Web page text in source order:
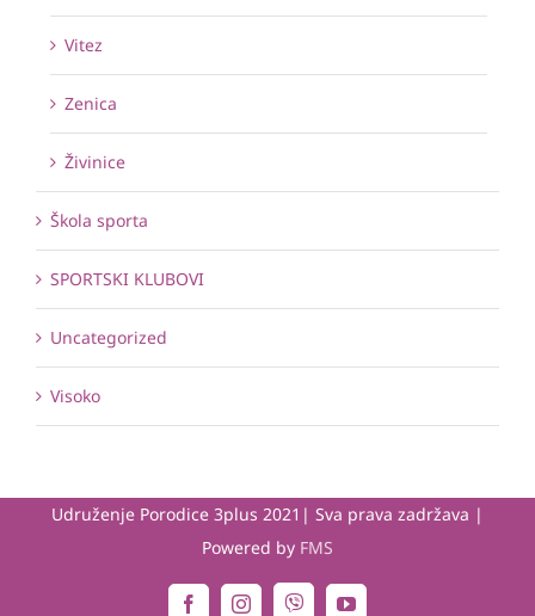
Vitez
Zenica
Živinice
Škola sporta
SPORTSKI KLUBOVI
Uncategorized
Visoko
Udruženje Porodice 3plus 2021| Sva prava zadržava |
Powered by FMS
Viber